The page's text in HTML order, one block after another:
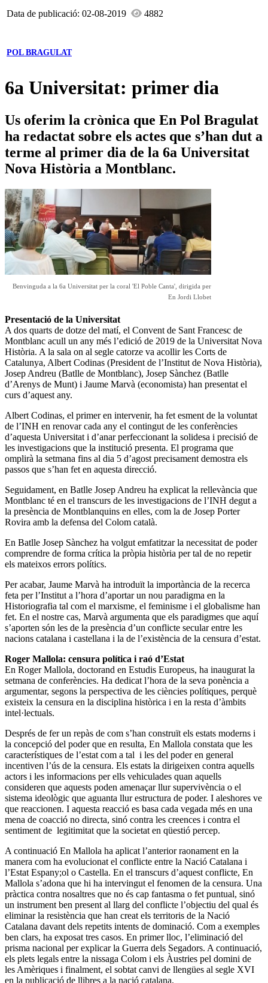
Data de publicació: 02-08-2019
4882
POL BRAGULAT
6a Universitat: primer dia
Us oferim la crònica que En Pol Bragulat
ha redactat sobre els actes que s’han dut a
terme al primer dia de la 6a Universitat
Nova Història a Montblanc.
Benvinguda a la 6a Universitat per la coral 'El Poble Canta', dirigida per
En Jordi Llobet
Presentació de la Universitat
A dos quarts de dotze del matí, el Convent de Sant Francesc de
Montblanc acull un any més l’edició de 2019 de la Universitat Nova
Història. A la sala on al segle catorze va acollir les Corts de
Catalunya, Albert Codinas (President de l’Institut de Nova Història),
Josep Andreu (Batlle de Montblanc), Josep Sànchez (Batlle
d’Arenys de Munt) i Jaume Marvà (economista) han presentat el
curs d’aquest any.
Albert Codinas, el primer en intervenir, ha fet esment de la voluntat
de l’INH en renovar cada any el contingut de les conferències
d’aquesta Universitat i d’anar perfeccionant la solidesa i precisió de
les investigacions que la institució presenta. El programa que
omplirà la setmana fins al dia 5 d’agost precisament demostra els
passos que s’han fet en aquesta direcció.
Seguidament, en Batlle Josep Andreu ha explicat la rellevància que
Montblanc té en el transcurs de les investigacions de l’INH degut a
la presència de Montblanquins en elles, com la de Josep Porter
Rovira amb la defensa del Colom català.
En Batlle Josep Sànchez ha volgut emfatitzar la necessitat de poder
comprendre de forma crítica la pròpia història per tal de no repetir
els mateixos errors polítics.
Per acabar, Jaume Marvà ha introduït la importància de la recerca
feta per l’Institut a l’hora d’aportar un nou paradigma en la
Historiografia tal com el marxisme, el feminisme i el globalisme han
fet. En el nostre cas, Marvà argumenta que els paradigmes que aquí
s’aporten són les de la presència d’un conflicte secular entre les
nacions catalana i castellana i la de l’existència de la censura d’estat.
Roger Mallola: censura política i raó d’Estat
En Roger Mallola, doctorand en Estudis Europeus, ha inaugurat la
setmana de conferències. Ha dedicat l’hora de la seva ponència a
argumentar, segons la perspectiva de les ciències polítiques, perquè
existeix la censura en la disciplina històrica i en la resta d’àmbits
intel·lectuals.
Després de fer un repàs de com s’han construït els estats moderns i
la concepció del poder que en resulta, En Mallola constata que les
característiques de l’estat com a tal i les del poder en general
incentiven l’ús de la censura. Els estats la dirigeixen contra aquells
actors i les informacions per ells vehiculades quan aquells
consideren que aquests poden amenaçar llur supervivència o el
sistema ideològic que aguanta llur estructura de poder. I aleshores ve
que reaccionen. I aquesta reacció es basa cada vegada més en una
mena de coacció no directa, sinó contra les creences i contra el
sentiment de legitimitat que la societat en qüestió percep.
A continuació En Mallola ha aplicat l’anterior raonament en la
manera com ha evolucionat el conflicte entre la Nació Catalana i
l’Estat Espany;ol o Castella. En el transcurs d’aquest conflicte, En
Mallola s’adona que hi ha intervingut el fenomen de la censura. Una
pràctica contra nosaltres que no és cap fantasma o fet puntual, sinó
un instrument ben present al llarg del conflicte l’objectiu del qual és
eliminar la resistència que han creat els territoris de la Nació
Catalana davant dels repetits intents de dominació. Com a exemples
ben clars, ha exposat tres casos. En primer lloc, l’eliminació del
prisma nacional per explicar la Guerra dels Segadors. A continuació,
els plets legals entre la nissaga Colom i els Àustries pel domini de
les Amèriques i finalment, el sobtat canvi de llengües al segle XVI
en la publicació de llibres a la nació catalana.